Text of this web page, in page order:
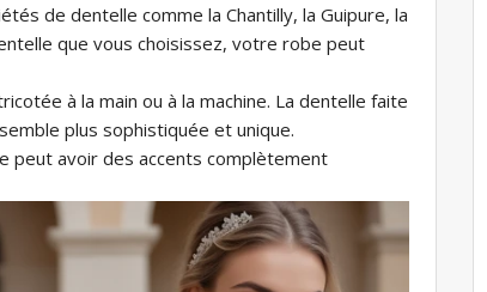
de dentelle comme la Chantilly, la Guipure, la
que vous choisissez, votre robe peut
à la main ou à la machine. La dentelle faite
plus sophistiquée et unique.
peut avoir des accents complètement